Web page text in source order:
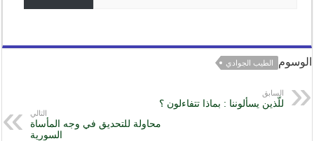
الوسوم الطيب الجوادي
السابق
للّذين يسألوننا : بماذا تتفاءلون ؟
التالي
محاولة للتحديق في وجه المأساة
السورية